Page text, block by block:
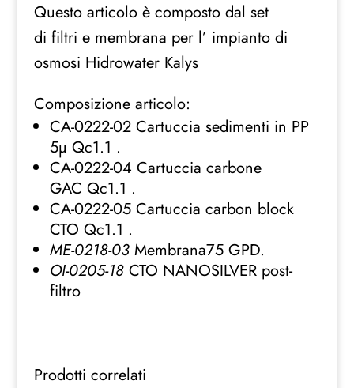
SKIMMO
FILTER
MEMBRANA
Questo articolo è composto dal set
di filtri e membrana per l’ impianto di
osmosi Hidrowater Kalys
Composizione articolo:
CA-0222-02 Cartuccia sedimenti in PP
5µ Qc1.1 .
CA-0222-04 Cartuccia carbone
GAC Qc1.1 .
CA-0222-05 Cartuccia carbon block
CTO Qc1.1 .
ME-0218-03Membrana75 GPD.
OI-0205-18CTO NANOSILVER post-
filtro
Prodotti correlati